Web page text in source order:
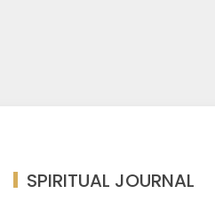
SPIRITUAL JOURNAL